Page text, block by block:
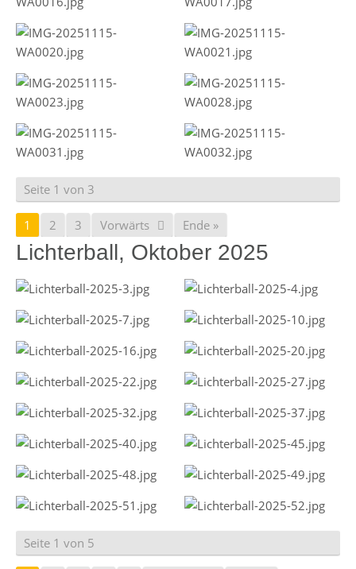
Seite 1 von 3
1 2 3 Vorwärts Ende »
Lichterball, Oktober 2025
Seite 1 von 5